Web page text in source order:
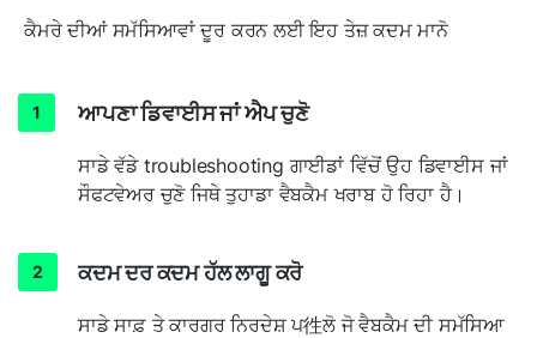
ਕੈਮਰੇ ਦੀਆਂ ਸਮੱਸਿਆਵਾਂ ਦੂਰ ਕਰਨ ਲਈ ਇਹ ਤੇਜ਼ ਕਦਮ ਮਾਨੋ
ਆਪਣਾ ਡਿਵਾਈਸ ਜਾਂ ਐਪ ਚੁਣੋ
ਸਾਡੇ ਵੱਡੇ troubleshooting ਗਾਈਡਾਂ ਵਿੱਚੋਂ ਉਹ ਡਿਵਾਈਸ ਜਾਂ
ਸੌਫਟਵੇਅਰ ਚੁਣੋ ਜਿਥੇ ਤੁਹਾਡਾ ਵੈਬਕੈਮ ਖਰਾਬ ਹੋ ਰਿਹਾ ਹੈ।
ਕਦਮ ਦਰ ਕਦਮ ਹੱਲ ਲਾਗੂ ਕਰੋ
ਸਾਡੇ ਸਾਫ਼ ਤੇ ਕਾਰਗਰ ਨਿਰਦੇਸ਼ ਪ徃ਲੋ ਜੋ ਵੈਬਕੈਮ ਦੀ ਸਮੱਸਿਆ